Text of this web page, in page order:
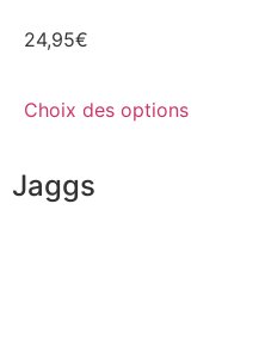
24,95€
Choix des options
Jaggs